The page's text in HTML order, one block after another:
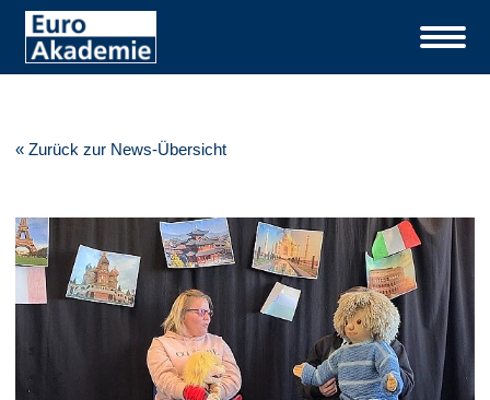
« Zurück zur News-Übersicht